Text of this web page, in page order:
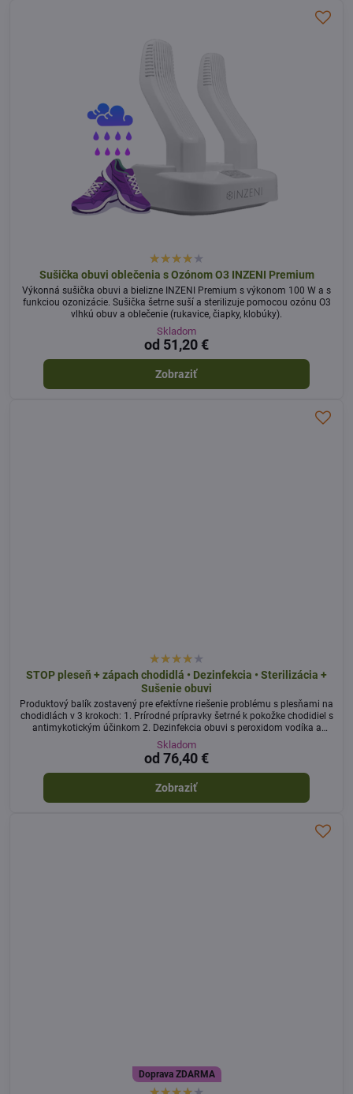
Sušička obuvi oblečenia s Ozónom O3 INZENI Premium
Výkonná sušička obuvi a bielizne INZENI Premium s výkonom 100 W a s
funkciou ozonizácie. Sušička šetrne suší a sterilizuje pomocou ozónu O3
vlhkú obuv a oblečenie (rukavice, čiapky, klobúky).
Skladom
od 51,20 €
Zobraziť
STOP pleseň + zápach chodidlá • Dezinfekcia • Sterilizácia +
Sušenie obuvi
Produktový balík zostavený pre efektívne riešenie problému s plesňami na
chodidlách v 3 krokoch: 1. Prírodné prípravky šetrné k pokožke chodidiel s
antimykotickým účinkom 2. Dezinfekcia obuvi s peroxidom vodíka a
nanostriebra 3. Sušenie a sterilizácia obuvi s funkciou Ozónu
Skladom
od 76,40 €
Zobraziť
Doprava ZDARMA